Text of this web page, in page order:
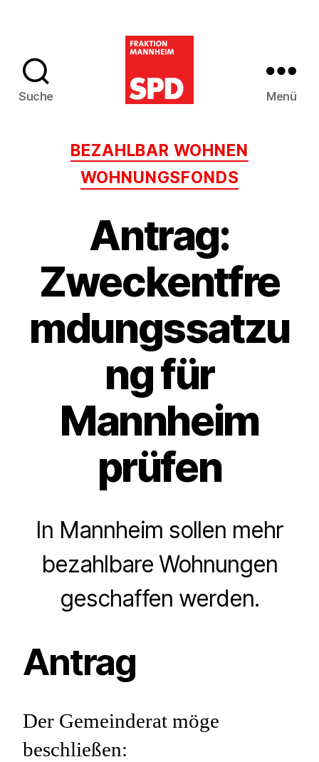
Suche
Mannheim
Menü
Kategorien
BEZAHLBAR WOHNEN
WOHNUNGSFONDS
Antrag:
Zweckentfre
mdungssatzu
ng für
Mannheim
prüfen
In Mannheim sollen mehr
bezahlbare Wohnungen
geschaffen werden.
Antrag
Der Gemeinderat möge
beschließen: